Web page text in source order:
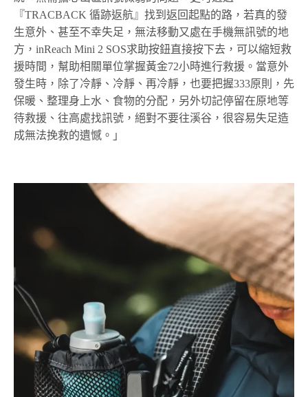
『TRACBACK 循跡返航』找到返回起點的路，若真的發
生意外、甚至不幸失足，無法移動又處在手機無訊號的地
方，inReach Mini 2 SOS求助按鈕直接按下去，可以縮短救
援時間，幫助相關單位掌握黃金72小時進行救援。當意外
發生時，除了冷靜、冷靜、再冷靜，也要把握333原則，先
保暖、整理身上水、食物的分配，另外切記停留在原地等
待救援、往高處找訊號，絕對不要往溪谷，很容易失足造
成無法挽救的遺憾。」